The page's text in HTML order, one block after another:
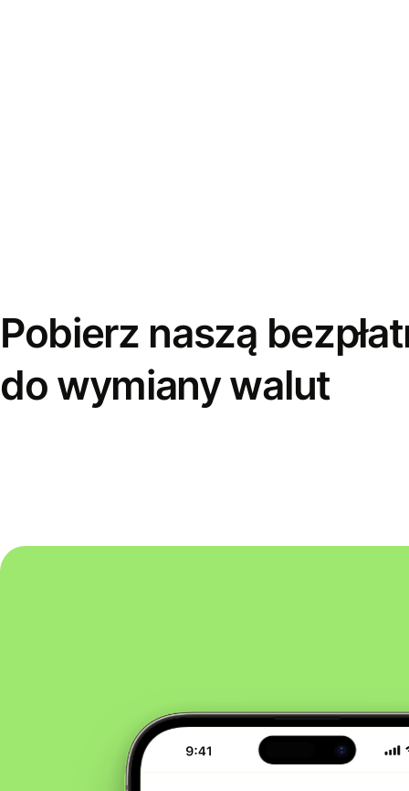
Pobierz naszą
do wymiany walut